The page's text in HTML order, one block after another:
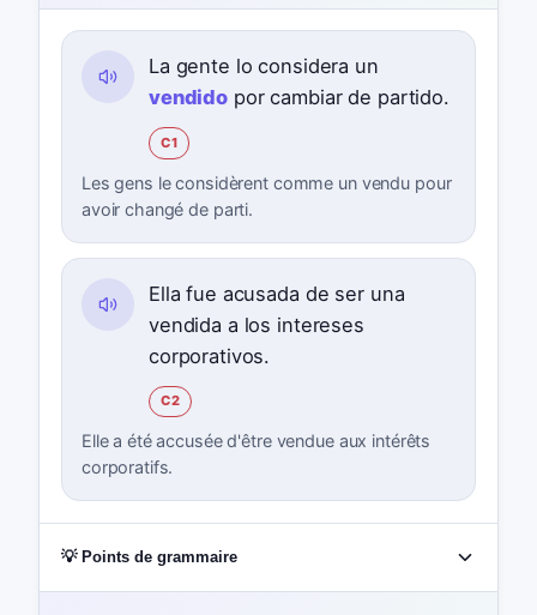
La gente lo considera un
vendido por cambiar de partido.
C1
Les gens le considèrent comme un vendu pour
avoir changé de parti.
Ella fue acusada de ser una
vendida a los intereses
corporativos.
C2
Elle a été accusée d'être vendue aux intérêts
corporatifs.
💡 Points de grammaire